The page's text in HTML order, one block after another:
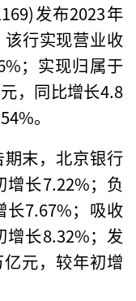
发布2023年
行实现营业收
；实现归属于
，同比增长4.8
。
末，北京银行
长7.22%；负
7.67%；吸收
长8.32%；发
元，较年初增